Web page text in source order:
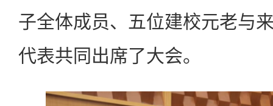
子全体成员、五位建校元老与
代表共同出席了大会。